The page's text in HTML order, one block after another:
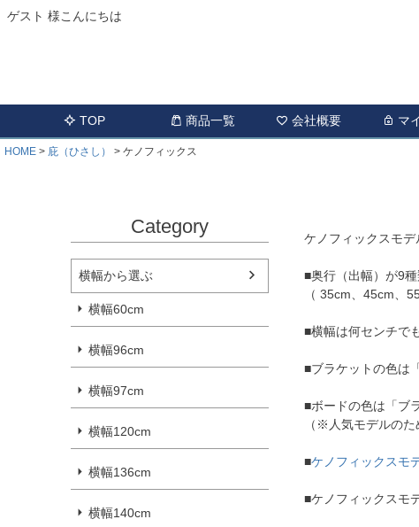
ゲスト 様こんにちは
TOP 商品一覧 会社概要 マ
HOME 庇（ひさし） ケノフィックス
Category
横幅から選ぶ
横幅60cm
横幅96cm
横幅97cm
横幅120cm
横幅136cm
横幅140cm
ケノフィックスモデ
■奥行（出幅）が9
（ 35cm、45cm、
■横幅は何センチで
■ブラケットの色は
■ボードの色は「ブ
（※人気モデルの
■ケノフィックスモ
■ケノフィックスモ